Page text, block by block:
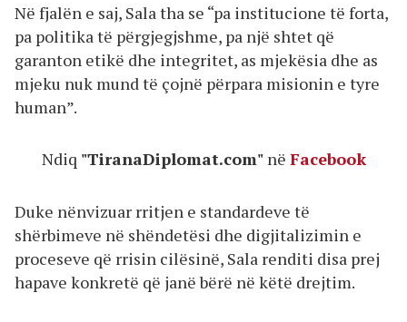
Në fjalën e saj, Sala tha se “pa institucione të forta,
pa politika të përgjegjshme, pa një shtet që
garanton etikë dhe integritet, as mjekësia dhe as
mjeku nuk mund të çojnë përpara misionin e tyre
human”.
Ndiq "TiranaDiplomat.com" në Facebook
Duke nënvizuar rritjen e standardeve të
shërbimeve në shëndetësi dhe digjitalizimin e
proceseve që rrisin cilësinë, Sala renditi disa prej
hapave konkretë që janë bërë në këtë drejtim.